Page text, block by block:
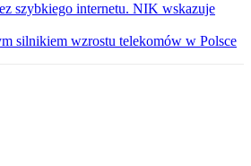
szybkiego internetu. NIK wskazuje
silnikiem wzrostu telekomów w Polsce